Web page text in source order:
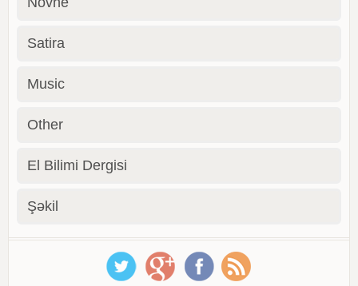
Satira
Music
Other
El Bilimi Dergisi
Şəkil